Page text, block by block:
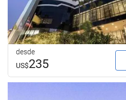
desde
US$235